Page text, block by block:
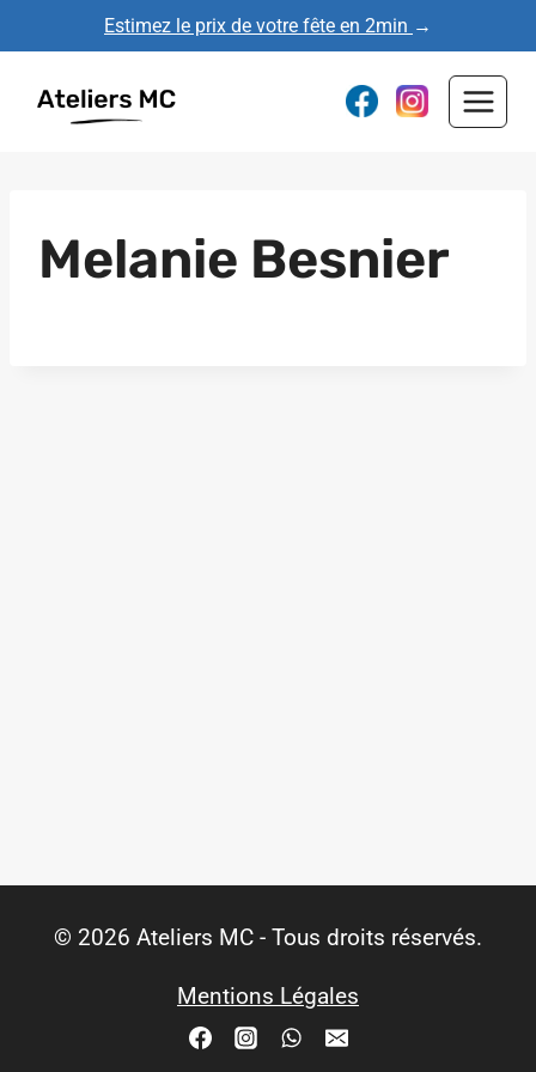
au
contenu
Estimez le prix de votre fête en 2min →
Melanie Besnier
© 2026 Ateliers MC - Tous droits réservés.
Mentions Légales